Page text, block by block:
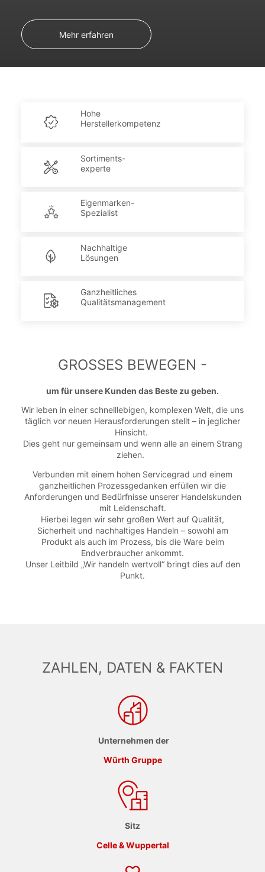
Mehr erfahren
Hohe
Herstellerkompetenz
Sortiments-
experte
Eigenmarken-
Spezialist
Nachhaltige
Lösungen
Ganzheitliches
Qualitätsmanagement
GROSSES BEWEGEN -
um für unsere Kunden das Beste zu geben.
Wir leben in einer schnelllebigen, komplexen Welt, die uns
täglich vor neuen Herausforderungen stellt – in jeglicher
Hinsicht.
Dies geht nur gemeinsam und wenn alle an einem Strang
ziehen.
Verbunden mit einem hohen Servicegrad und einem
ganzheitlichen Prozessgedanken erfüllen wir die
Anforderungen und Bedürfnisse unserer Handelskunden
mit Leidenschaft.
Hierbei legen wir sehr großen Wert auf Qualität,
Sicherheit und nachhaltiges Handeln – sowohl am
Produkt als auch im Prozess, bis die Ware beim
Endverbraucher ankommt.
Unser Leitbild „Wir handeln wertvoll“ bringt dies auf den
Punkt.
ZAHLEN, DATEN & FAKTEN
Unternehmen der
Würth Gruppe
Sitz
Celle & Wuppertal